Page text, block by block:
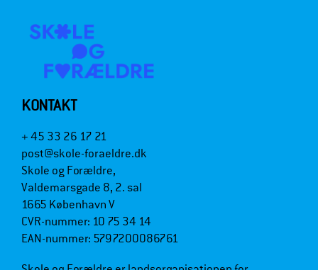
KONTAKT
+ 45 33 26 17 21
post@skole-foraeldre.dk
Skole og Forældre,
Valdemarsgade 8, 2. sal
1665 København V
CVR-nummer: 10 75 34 14
EAN-nummer: 5797200086761